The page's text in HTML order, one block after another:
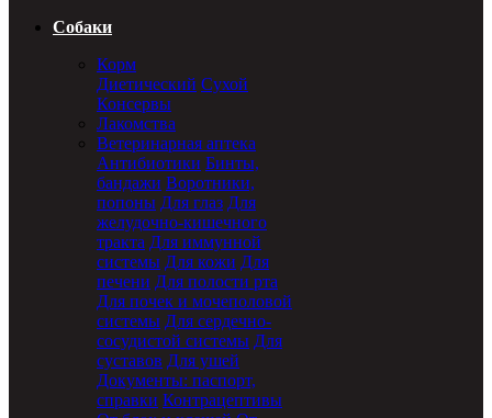
Собаки
Корм
Диетический Сухой
Консервы
Лакомства
Ветеринарная аптека
Антибиотики Бинты,
бандажи Воротники,
попоны Для глаз Для
желудочно-кишечного
тракта Для иммунной
системы Для кожи Для
печени Для полости рта
Для почек и мочеполовой
системы Для сердечно-
сосудистой системы Для
суставов Для ушей
Документы: паспорт,
справки Контрацептивы